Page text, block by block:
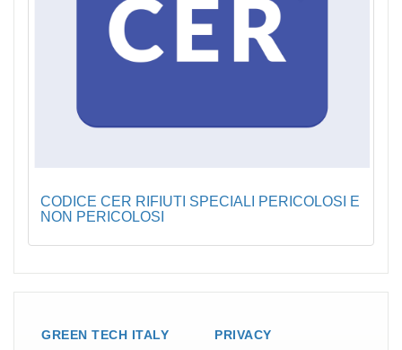
CODICE CER RIFIUTI SPECIALI PERICOLOSI E
NON PERICOLOSI
GREEN TECH ITALY PRIVACY